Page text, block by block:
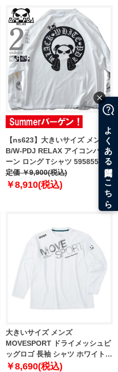
【ns623】大きいサイズ メンズ
B/W-PDJ RELAX アイコンパタ
ーン ロング Tシャツ 595855k
定価 ￥9,900(税込)
￥8,910(税込)
大きいサイズ メンズ
MOVESPORT ドライメッシュビ
ッグロゴ 長袖 シャツ ホワイト
1278-5320-1 3L 4L 5L 6L
￥8,690(税込)